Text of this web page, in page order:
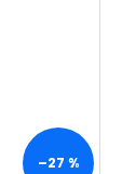
–27 %